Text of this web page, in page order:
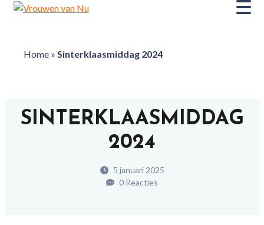
Home» Sinterklaasmiddag 2024
SINTERKLAASMIDDAG
2024
5 januari 2025
0 Reacties